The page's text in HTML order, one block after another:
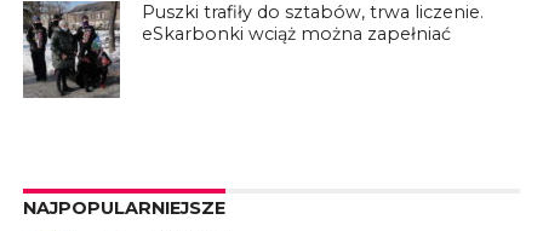
Puszki trafiły do sztabów, trwa liczenie.
eSkarbonki wciąż można zapełniać
NAJPOPULARNIEJSZE